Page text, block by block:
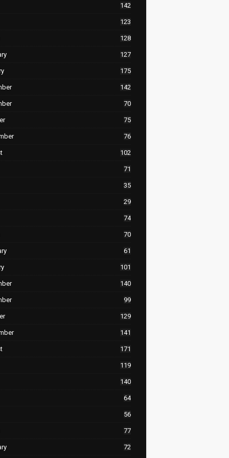
142
123
128
127
175
142
70
75
76
102
71
35
29
74
70
61
101
140
99
129
141
171
119
140
64
56
77
72